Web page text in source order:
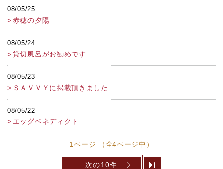
08/05/25
赤穂の夕陽
08/05/24
貸切風呂がお勧めです
08/05/23
ＳＡＶＶＹに掲載頂きました
08/05/22
エッグベネディクト
1ページ （全4ページ中）
次の10件